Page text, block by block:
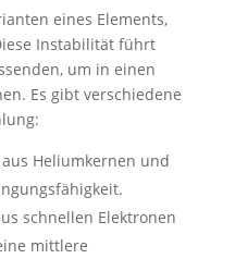
eines Elements,
Instabilität führt
um in einen
Es gibt verschiedene
Heliumkernen und
schnellen Elektronen
mittlere